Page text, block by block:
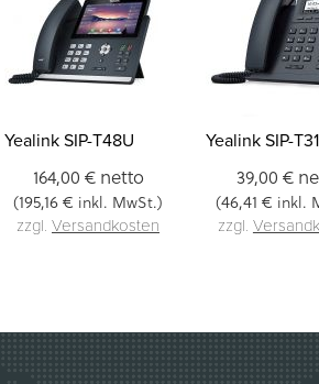
Yealink SIP-T48U
164,00 €netto
(195,16 € inkl. MwSt.)
zzgl. Versandkosten
Yealink SIP-
39,00 €
(46,41 € inkl.
zzgl.